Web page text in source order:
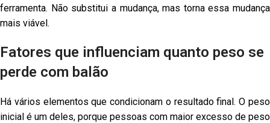
ferramenta. Não substitui a mudança, mas torna essa mudança
mais viável.
Fatores que influenciam quanto peso se
perde com balão
Há vários elementos que condicionam o resultado final. O peso
inicial é um deles, porque pessoas com maior excesso de peso